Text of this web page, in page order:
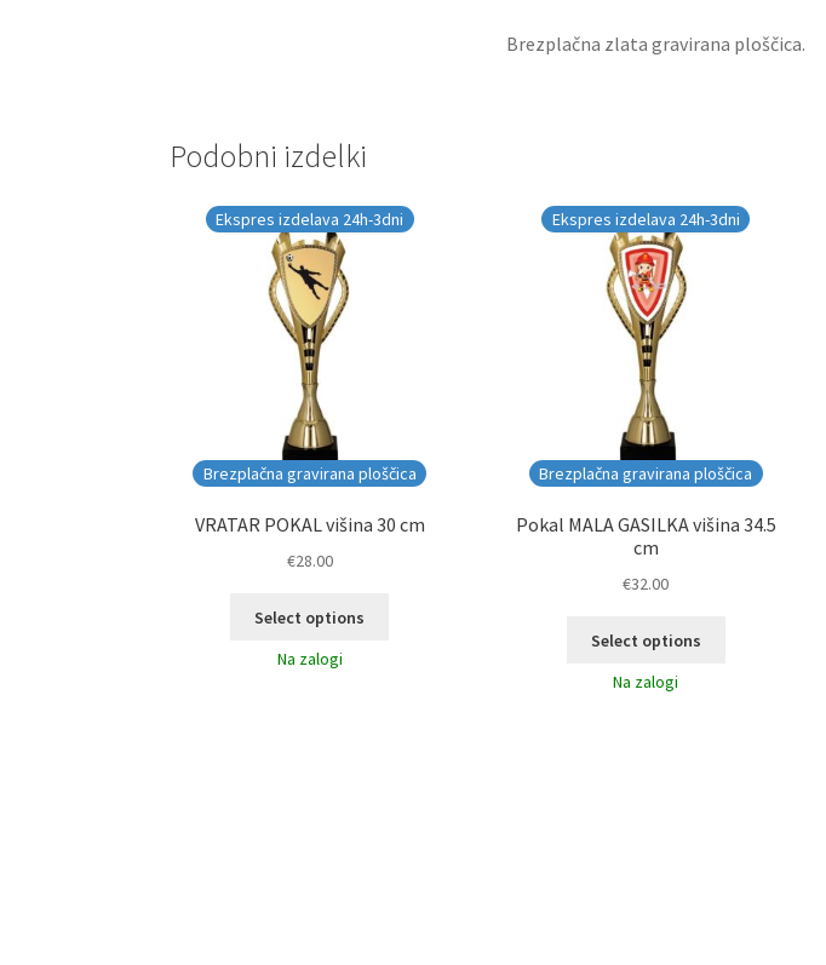
Brezplačna zlata gravirana ploščica.
Podobni izdelki
Brezplačna gravirana ploščica
Ekspres izdelava 24h-3dni
VRATAR POKAL višina 30 cm
€28.00
Select options
Na zalogi
Brezplačna gravirana ploščica
Ekspres izdelava 24h-3dni
Pokal MALA GASILKA višina 34.5
cm
€32.00
Select options
Na zalogi